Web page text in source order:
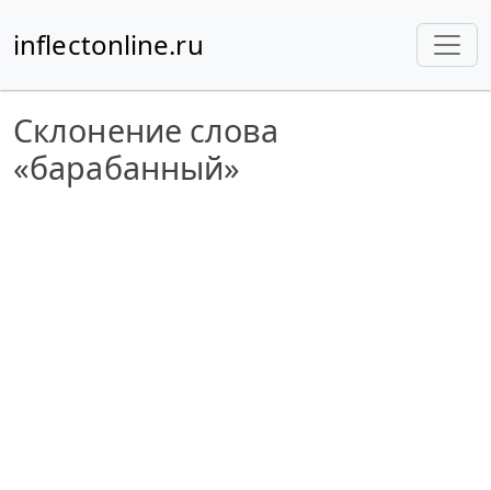
inflectonline.ru
Склонение слова
«барабанный»